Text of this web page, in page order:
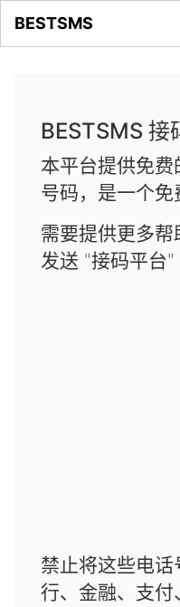
BESTSMS
BESTSMS 接
本平台提供免
号码，是一个
需要提供更多
发送 "接码平台"
禁止将这些电
行、金融、支